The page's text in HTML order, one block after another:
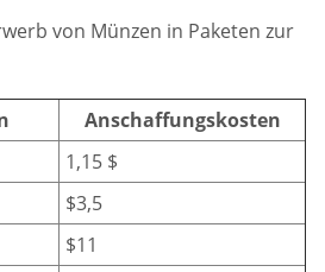
von Münzen in Paketen zur
Anschaffungskosten
1,15 $
$3,5
$11